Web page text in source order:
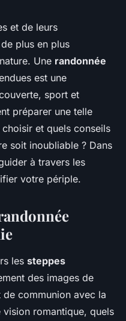
une
dans les
:
?
et de leurs
plus en plus
Une randonnée
est une
sport et
préparer une telle
et quels conseils
soit inoubliable ? Dans
à travers les
votre périple.
les steppes
des images de
communion avec la
romantique, quels